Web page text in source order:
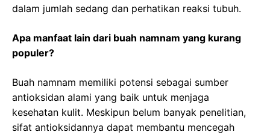
dalam jumlah sedang dan perhatikan reaksi tubuh.
Apa manfaat lain dari buah namnam yang kurang
populer?
Buah namnam memiliki potensi sebagai sumber
antioksidan alami yang baik untuk menjaga
kesehatan kulit. Meskipun belum banyak penelitian,
sifat antioksidannya dapat membantu mencegah